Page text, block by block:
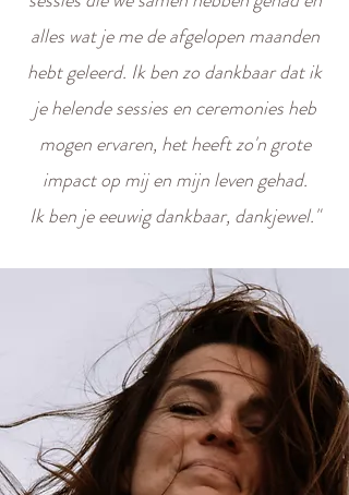
alles wat je me de afgelopen maanden
hebt geleerd. Ik ben zo dankbaar dat ik
je helende sessies en ceremonies heb
mogen ervaren, het heeft zo'n grote
impact op mij en mijn leven gehad.
Ik ben je eeuwig dankbaar, dankjewel."